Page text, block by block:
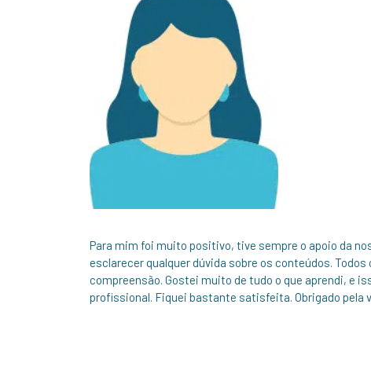
Para mim foi muito positivo, tive sempre o apoio da
esclarecer qualquer dúvida sobre os conteúdos.
compreensão. Gostei muito de tudo o que aprendi, e
profissional. Fiquei bastante satisfeita. Obrigado pela